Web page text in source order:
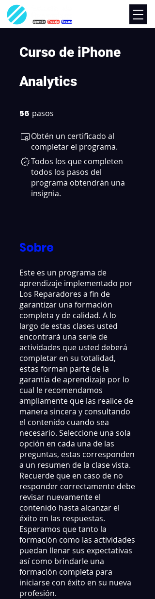
Curso de iPhone
Analytics
56 pasos
Obtén un certificado al
completar el programa.
Todos los que completen
todos los pasos del
programa obtendrán una
insignia.
Sobre
Este es un programa de
aprendizaje implementado por
Los Reparadores a fin de
garantizar una formación
completa y de calidad. A lo
largo de estas clases usted
encontrará una serie de
actividades que usted deberá
completar en su totalidad,
estas forman parte de la
garantía de aprendizaje por lo
cual le recomendamos
ampliamente que las realice de
manera sincera y consultando
el contenido cuando sea
necesario. Seleccione una sola
opción en cada una de las
preguntas, estas corresponden
a un resumen de la clase vista.
Recuerde que en caso de no
responder correctamente debe
revisar nuevamente el
contenido hasta alcanzar el
éxito en las respuestas.
Esperamos que tanto la
formación como las actividades
puedan llenar sus expectativas
así como brindarle una
formación completa para
iniciarse con éxito en su nueva
profesión.